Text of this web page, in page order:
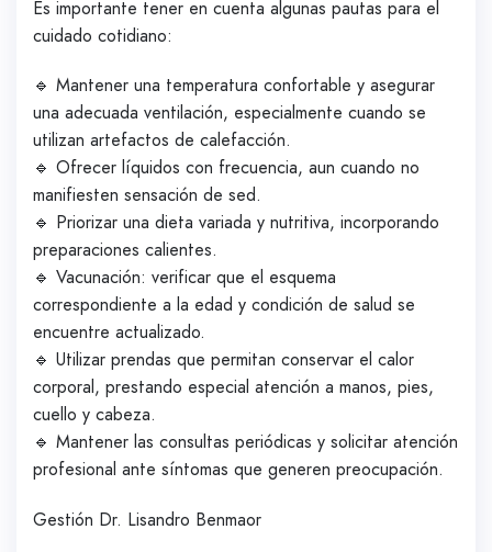
Es importante tener en cuenta algunas pautas para el
cuidado cotidiano:
🔹 Mantener una temperatura confortable y asegurar
una adecuada ventilación, especialmente cuando se
utilizan artefactos de calefacción.
🔹 Ofrecer líquidos con frecuencia, aun cuando no
manifiesten sensación de sed.
🔹 Priorizar una dieta variada y nutritiva, incorporando
preparaciones calientes.
🔹 Vacunación: verificar que el esquema
correspondiente a la edad y condición de salud se
encuentre actualizado.
🔹 Utilizar prendas que permitan conservar el calor
corporal, prestando especial atención a manos, pies,
cuello y cabeza.
🔹 Mantener las consultas periódicas y solicitar atención
profesional ante síntomas que generen preocupación.
Gestión Dr. Lisandro Benmaor